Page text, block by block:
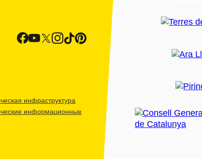
инфраструктура
информационные